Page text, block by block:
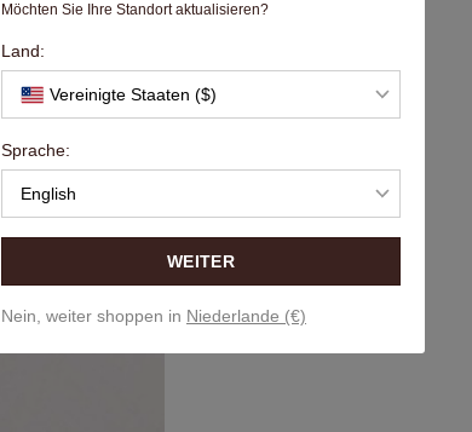
Möchten Sie Ihre Standort aktualisieren?
Land:
Vereinigte Staaten ($)
Sprache:
English
WEITER
Nein, weiter shoppen in Niederlande (€)